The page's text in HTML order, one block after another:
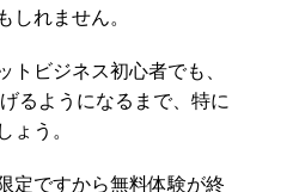
しれません。
トビジネス初心者でも、
るようになるまで、特に
ょう。
定ですから無料体験が終